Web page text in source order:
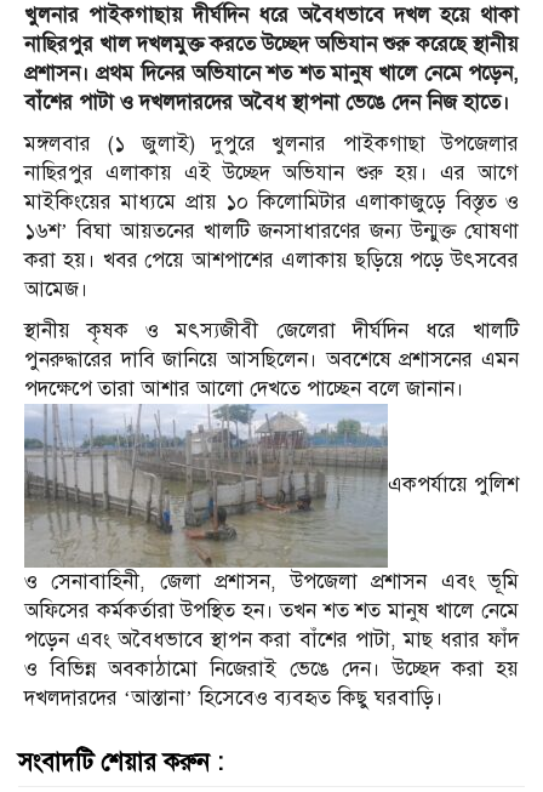
খুলনার পাইকগাছায় দীর্ঘদিন ধরে অবৈধভাবে দখল হয়ে থাকা
নাছিরপুর খাল দখলমুক্ত করতে উচ্ছেদ অভিযান শুরু করেছে স্থানীয়
প্রশাসন। প্রথম দিনের অভিযানে শত শত মানুষ খালে নেমে পড়েন,
বাঁশের পাটা ও দখলদারদের অবৈধ স্থাপনা ভেঙে দেন নিজ হাতে।
মঙ্গলবার (১ জুলাই) দুপুরে খুলনার পাইকগাছা উপজেলার
নাছিরপুর এলাকায় এই উচ্ছেদ অভিযান শুরু হয়। এর আগে
মাইকিংয়ের মাধ্যমে প্রায় ১০ কিলোমিটার এলাকাজুড়ে বিস্তৃত ও
১৬শ’ বিঘা আয়তনের খালটি জনসাধারণের জন্য উন্মুক্ত ঘোষণা
করা হয়। খবর পেয়ে আশপাশের এলাকায় ছড়িয়ে পড়ে উৎসবের
আমেজ।
স্থানীয় কৃষক ও মৎস্যজীবী জেলেরা দীর্ঘদিন ধরে খালটি
পুনরুদ্ধারের দাবি জানিয়ে আসছিলেন। অবশেষে প্রশাসনের এমন
পদক্ষেপে তারা আশার আলো দেখতে পাচ্ছেন বলে জানান।
একপর্যায়ে পুলিশ
ও সেনাবাহিনী, জেলা প্রশাসন, উপজেলা প্রশাসন এবং ভূমি
অফিসের কর্মকর্তারা উপস্থিত হন। তখন শত শত মানুষ খালে নেমে
পড়েন এবং অবৈধভাবে স্থাপন করা বাঁশের পাটা, মাছ ধরার ফাঁদ
ও বিভিন্ন অবকাঠামো নিজেরাই ভেঙে দেন। উচ্ছেদ করা হয়
দখলদারদের ‘আস্তানা’ হিসেবেও ব্যবহৃত কিছু ঘরবাড়ি।
সংবাদটি শেয়ার করুন :